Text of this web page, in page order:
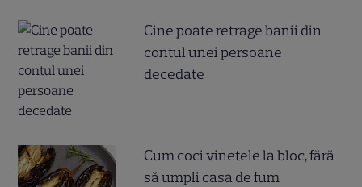
Cine poate retrage banii din
contul unei persoane
decedate
Cum coci vinetele la bloc, fără
să umpli casa de fum